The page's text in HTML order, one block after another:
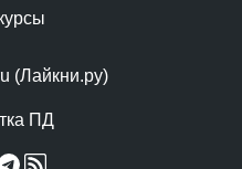
(Лайкни.ру)
ПД